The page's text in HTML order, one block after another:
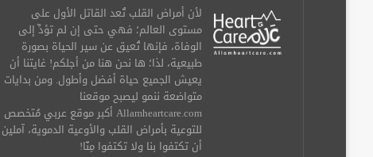
لأن أمراض القلب تُعد القاتل الأول على
مستوى العالم؛ فهي حتى إن لم تؤدِّ إلى
الوفاة، فإنها تُعيق عن سير الحياة بصورة
طبيعية، لذا؛ ها نحن هنا من أجلكم! غايتنا أن
يعيش الجميع حياة أفضل وأطول. ومن بدايات
متواضعة ننمو ليصبح موقعنا
Allamheartcare.com أكبر موقع عربي مُتخصص
للتوعية بأمراض القلب والأوعية الدموية، آملين
أن تكتفوا بنا ولا تكتفوا مِنّا!